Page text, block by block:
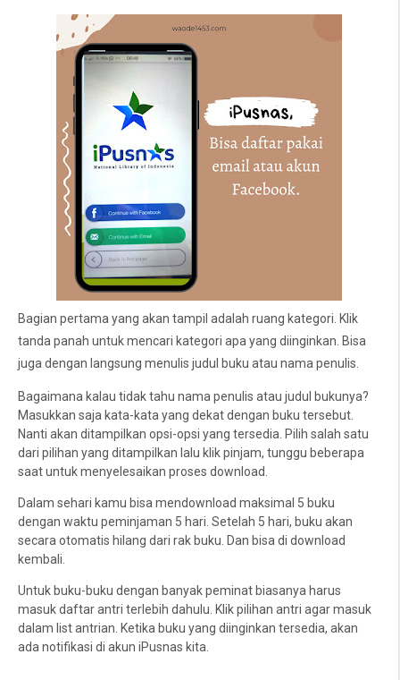
Bagian pertama yang akan tampil adalah ruang kategori. Klik
tanda panah untuk mencari kategori apa yang diinginkan. Bisa
juga dengan langsung menulis judul buku atau nama penulis.
Bagaimana kalau tidak tahu nama penulis atau judul bukunya?
Masukkan saja kata-kata yang dekat dengan buku tersebut.
Nanti akan ditampilkan opsi-opsi yang tersedia. Pilih salah satu
dari pilihan yang ditampilkan lalu klik pinjam, tunggu beberapa
saat untuk menyelesaikan proses download.
Dalam sehari kamu bisa mendownload maksimal 5 buku
dengan waktu peminjaman 5 hari. Setelah 5 hari, buku akan
secara otomatis hilang dari rak buku. Dan bisa di download
kembali.
Untuk buku-buku dengan banyak peminat biasanya harus
masuk daftar antri terlebih dahulu. Klik pilihan antri agar masuk
dalam list antrian. Ketika buku yang diinginkan tersedia, akan
ada notifikasi di akun iPusnas kita.